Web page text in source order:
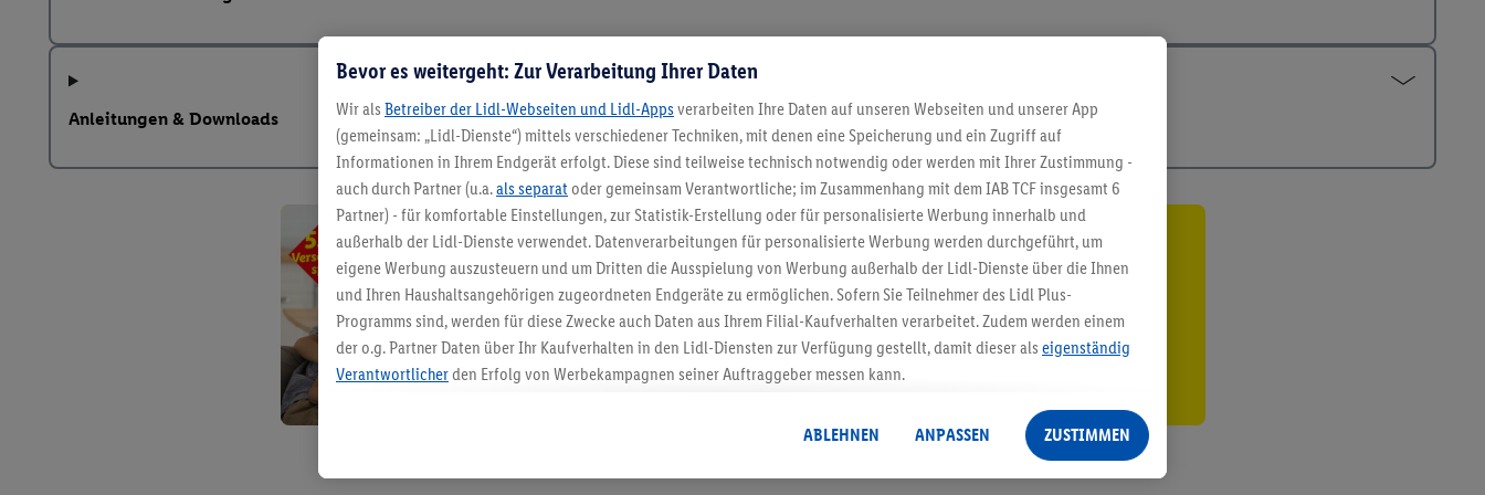
Anleitungen & Downloads
5.95 € Versand sparen³²ᵃ
Jetzt zum Newsletter anmelden
Gutschein sichern!
Bevor es weitergeht: Zur Verarbeitung Ihrer Daten
Wir als Betreiber der Lidl-Webseiten und Lidl-Apps verarbeiten Ihre Daten auf unseren Webseiten und unserer App
(gemeinsam: „Lidl-Dienste“) mittels verschiedener Techniken, mit denen eine Speicherung und ein Zugriff auf
Informationen in Ihrem Endgerät erfolgt. Diese sind teilweise technisch notwendig oder werden mit Ihrer Zustimmung -
auch durch Partner (u.a.als separat oder gemeinsam Verantwortliche; im Zusammenhang mit dem IAB TCF insgesamt 6
Partner) - für komfortable Einstellungen, zur Statistik-Erstellung oder für personalisierte Werbung innerhalb und
außerhalb der Lidl-Dienste verwendet. Datenverarbeitungen für personalisierte Werbung werden durchgeführt, um
eigene Werbung auszusteuern und um Dritten die Ausspielung von Werbung außerhalb der Lidl-Dienste über die Ihnen
und Ihren Haushaltsangehörigen zugeordneten Endgeräte zu ermöglichen. Sofern Sie Teilnehmer des Lidl Plus-
Programms sind, werden für diese Zwecke auch Daten aus Ihrem Filial-Kaufverhalten verarbeitet. Zudem werden einem
der o.g. Partner Daten über Ihr Kaufverhalten in den Lidl-Diensten zur Verfügung gestellt, damit dieser als eigenständig
Verantwortlicherden Erfolg von Werbekampagnen seiner Auftraggeber messen kann.
angereicherten Profilen. Dies umfasst die Zusammenführung von Daten (z.B. über Ihre Nutzung der Lidl-Dienste, Ihr
Kaufverhalten in den Lidl-Diensten, Informationen aus Ihrem Kundenkonto - z.B. Alter oder Geschlecht - sowie Ihre
genauen Standortdaten) auch über verschiedene Endgeräte und Lidl-Dienste hinweg einschließlich dem Speichern von
ABLEHNEN ANPASSEN ZUSTIMMEN